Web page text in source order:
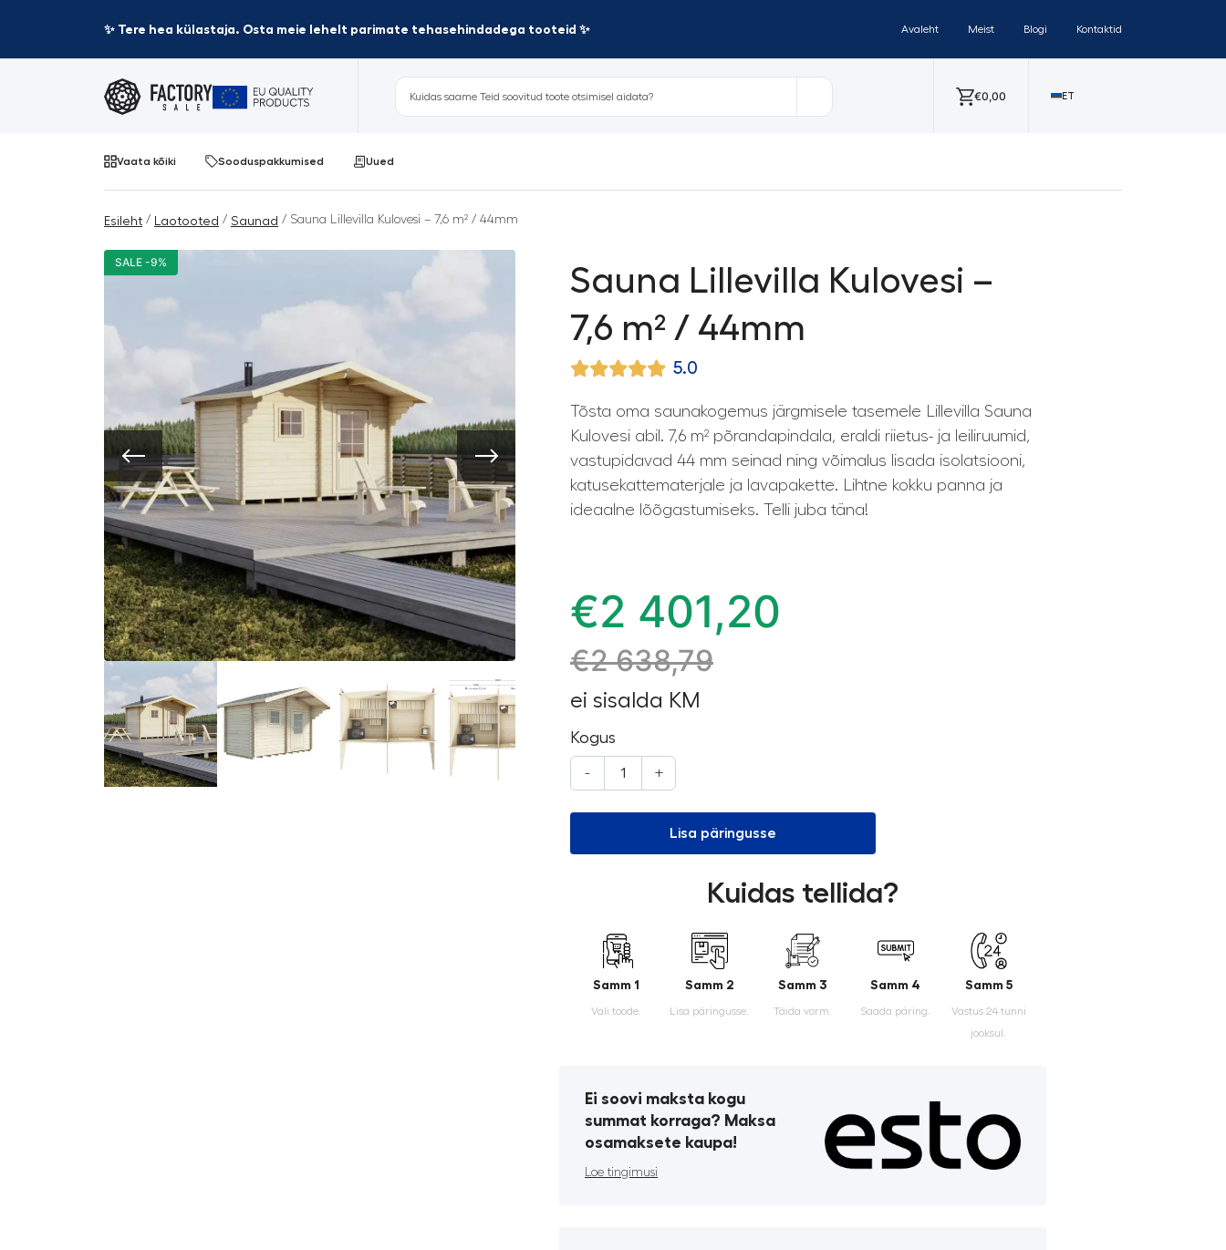
✨ Tere hea külastaja. Osta meie lehelt parimate tehasehindadega tooteid ✨ Avaleht Meist Blogi Kontaktid
€0,00 ET
Vaata kõiki Sooduspakkumised Uued
Esileht / Laotooted / Saunad / Sauna Lillevilla Kulovesi – 7,6 m² / 44mm
SALE -9%
Sauna Lillevilla Kulovesi –
7,6 m² / 44mm
5.0
Tõsta oma saunakogemus järgmisele tasemele Lillevilla Sauna
Kulovesi abil. 7,6 m² põrandapindala, eraldi riietus- ja leiliruumid,
vastupidavad 44 mm seinad ning võimalus lisada isolatsiooni,
katusekattematerjale ja lavapakette. Lihtne kokku panna ja
ideaalne lõõgastumiseks. Telli juba täna!
€2 401,20
€2 638,79
ei sisalda KM
Kogus
- +
Lisa päringusse
Kuidas tellida?
Samm 1
Vali toode.
Samm 2
Lisa päringusse.
Samm 3
Täida vorm.
Samm 4
Saada päring.
Samm 5
Vastus 24 tunni
jooksul.
Ei soovi maksta kogu
summat korraga? Maksa
osamaksete kaupa!
Loe tingimusi